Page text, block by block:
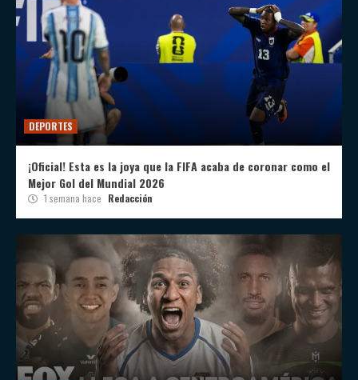
DEPORTES
¡Oficial! Esta es la joya que la FIFA acaba de coronar como el
Mejor Gol del Mundial 2026
1 semana hace Redacción